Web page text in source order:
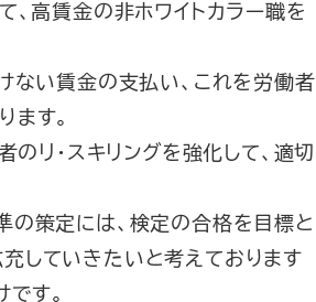
、高賃金の非ホワイトカラー職を
ない賃金の支払い、これを労働者
ます。
リ・スキリングを強化して、適切
策定には、検定の合格を目標と
していきたいと考えております
す。